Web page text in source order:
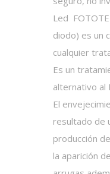
Led
diodo) es un
cualquier
Es un
alternativo al
El
resultado de
producción
la aparición